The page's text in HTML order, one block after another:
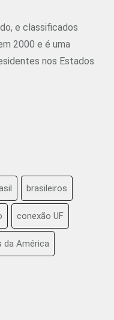
e classificados
2000 e é uma
nos Estados
brasileiros
conexão UF
da América